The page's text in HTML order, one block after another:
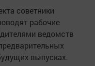
советники
рабочие
ведомств
выпусках.